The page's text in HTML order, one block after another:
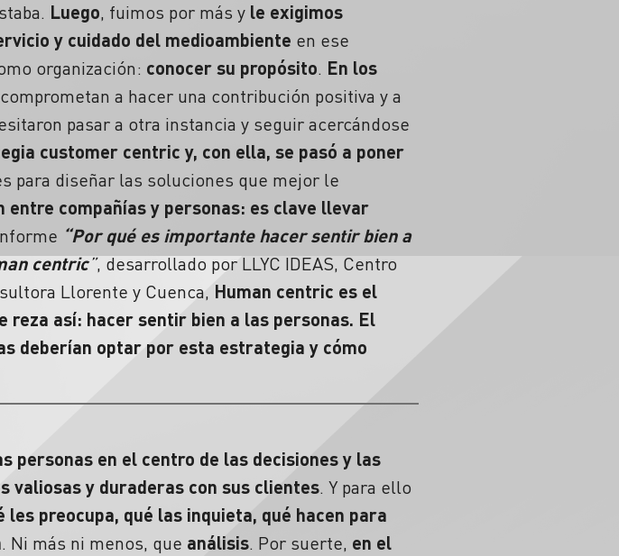
Luego, fuimos por más y le exigimos
y cuidado del medioambiente en ese
organización: conocer su propósito. En los
a hacer una contribución positiva y a
pasar a otra instancia y seguir acercándose
customer centric y, con ella, se pasó a poner
para diseñar las soluciones que mejor le
entre compañías y personas: es clave llevar
“Por qué es importante hacer sentir bien a
centric”, desarrollado por LLYC IDEAS, Centro
Llorente y Cuenca, Human centric es el
reza así: hacer sentir bien a las personas. El
deberían optar por esta estrategia y cómo
personas en el centro de las decisiones y las
valiosas y duraderas con sus clientes. Y para ello
preocupa, qué las inquieta, qué hacen para
. Ni más ni menos, que análisis. Por suerte, en el